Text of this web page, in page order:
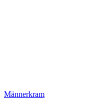
Männerkram